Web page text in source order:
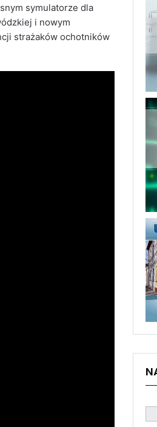
symulatorze dla
i nowym
strażaków ochotników